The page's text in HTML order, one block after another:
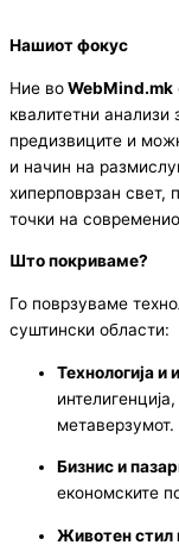
Нашиот фокус
Ние воWebMind.mk
квалитетни анализи
предизвиците и
и начин на
хиперповрзан свет,
точки на
Што покриваме?
Го поврзуваме
суштински области:
Технологија и
метаверзумот.
Бизнис и
економските
Животен стил